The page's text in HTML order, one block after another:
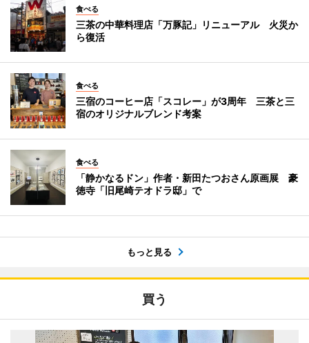
食べる
三茶の中華料理店「万豚記」リニューアル 火災か
ら復活
食べる
三宿のコーヒー店「スコレー」が3周年 三茶と三
宿のオリジナルブレンド考案
食べる
「静かなるドン」作者・新田たつおさん原画展 豪
徳寺「旧尾崎テオドラ邸」で
もっと見る
買う